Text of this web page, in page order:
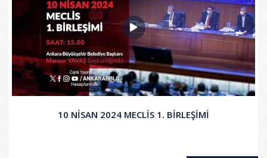
10 NİSAN 2024 MECLİS 1. BİRLEŞİMİ